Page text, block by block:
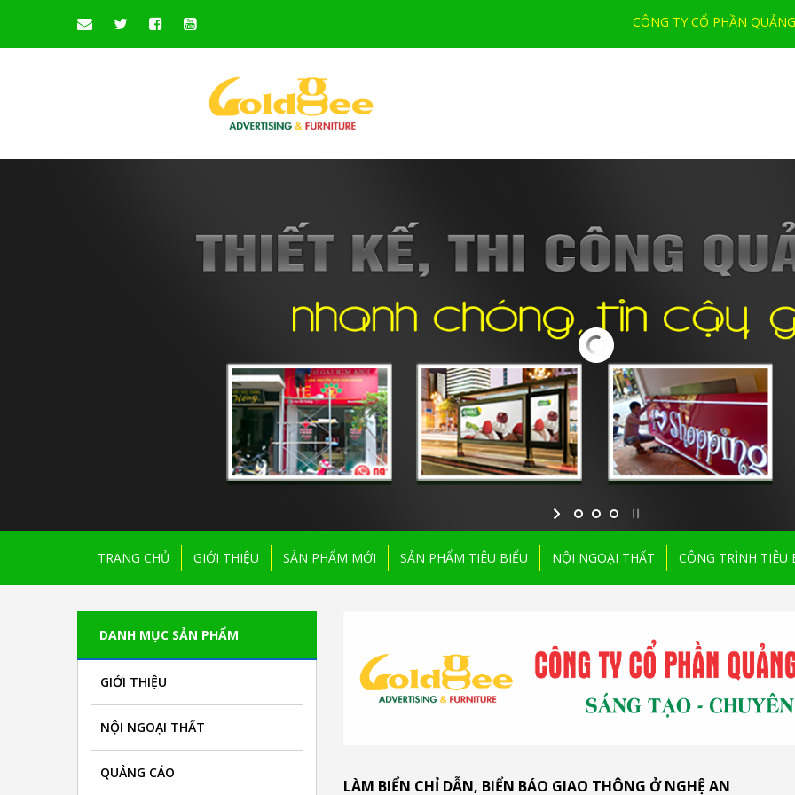
CÔNG TY CỔ PHẦN
TRANG CHỦ GIỚI THIỆU SẢN PHẨM MỚI SẢN PHẨM TIÊU BIỂU NỘI NGOẠI THẤT CÔNG TRÌNH TIÊU
LÀM BIỂN CHỈ DẪN, BIỂN BÁO GIAO THÔNG Ở NGHỆ AN
DANH MỤC SẢN PHẨM
GIỚI THIỆU
NỘI NGOẠI THẤT
QUẢNG CÁO